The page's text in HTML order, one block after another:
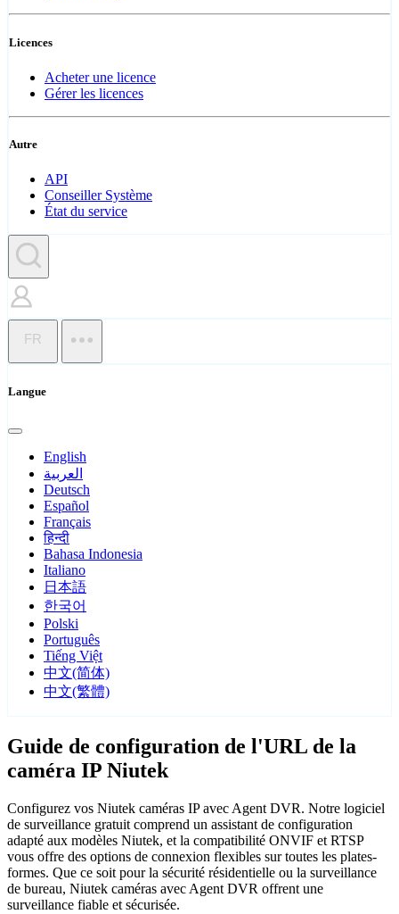
Licences
Acheter une licence
Gérer les licences
Autre
API
Conseiller Système
État du service
FR
Langue
English
العربية
Deutsch
Español
Français
हिन्दी
Bahasa Indonesia
Italiano
日本語
한국어
Polski
Português
Tiếng Việt
中文(简体)
中文(繁體)
Guide de configuration de l'URL de la
caméra IP Niutek
Configurez vos Niutek caméras IP avec Agent DVR. Notre logiciel
de surveillance gratuit comprend un assistant de configuration
adapté aux modèles Niutek, et la compatibilité ONVIF et RTSP
vous offre des options de connexion flexibles sur toutes les plates-
formes. Que ce soit pour la sécurité résidentielle ou la surveillance
de bureau, Niutek caméras avec Agent DVR offrent une
surveillance fiable et sécurisée.